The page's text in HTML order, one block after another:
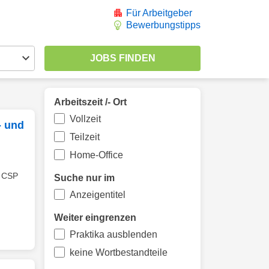
Für Arbeitgeber
Bewerbungstipps
und
Arbeitszeit /- Ort
Vollzeit
Teilzeit
Home-Office
Suche nur im
Anzeigentitel
Weiter eingrenzen
Praktika ausblenden
keine Wortbestandteile